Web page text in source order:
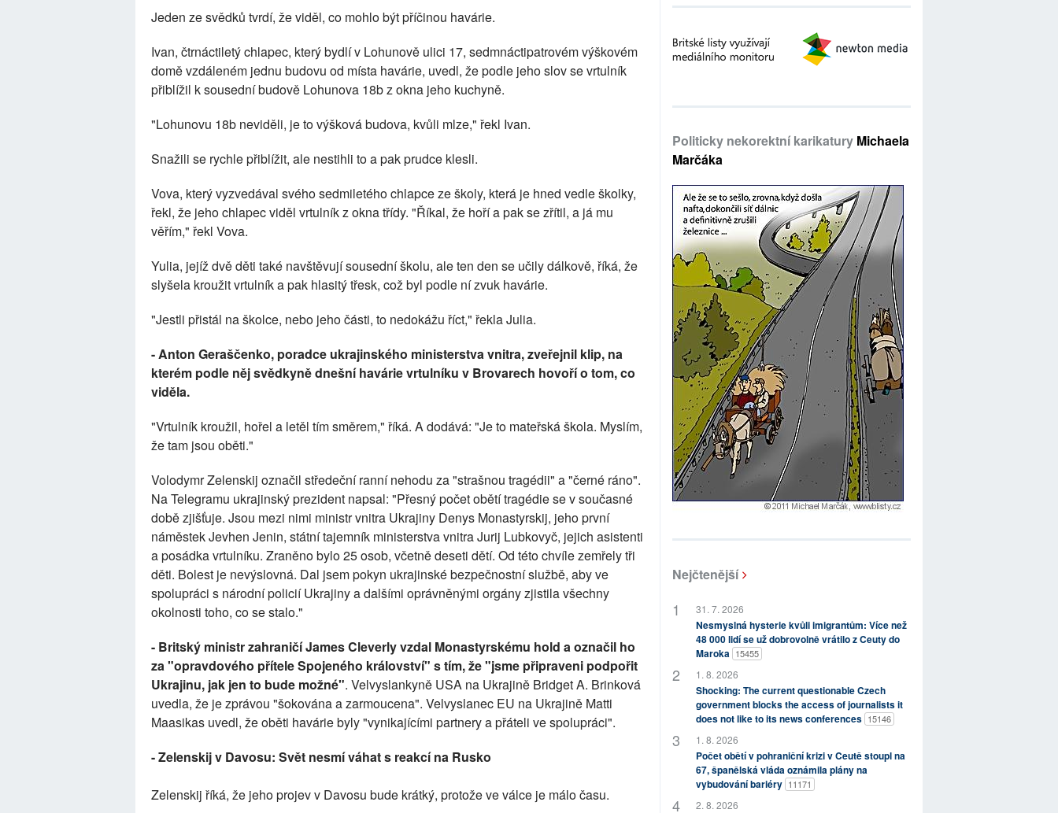
Jeden ze svědků tvrdí, že viděl, co mohlo být příčinou havárie.
Ivan, čtrnáctiletý chlapec, který bydlí v Lohunově ulici 17, sedmnáctipatrovém výškovém
domě vzdáleném jednu budovu od místa havárie, uvedl, že podle jeho slov se vrtulník
přiblížil k sousední budově Lohunova 18b z okna jeho kuchyně.
"Lohunovu 18b neviděli, je to výšková budova, kvůli mlze," řekl Ivan.
Snažili se rychle přiblížit, ale nestihli to a pak prudce klesli.
Vova, který vyzvedával svého sedmiletého chlapce ze školy, která je hned vedle školky,
řekl, že jeho chlapec viděl vrtulník z okna třídy. "Říkal, že hoří a pak se zřítil, a já mu
věřím," řekl Vova.
Yulia, jejíž dvě děti také navštěvují sousední školu, ale ten den se učily dálkově, říká, že
slyšela kroužit vrtulník a pak hlasitý třesk, což byl podle ní zvuk havárie.
"Jestli přistál na školce, nebo jeho části, to nedokážu říct," řekla Julia.
- Anton Geraščenko, poradce ukrajinského ministerstva vnitra, zveřejnil klip, na
kterém podle něj svědkyně dnešní havárie vrtulníku v Brovarech hovoří o tom, co
viděla.
"Vrtulník kroužil, hořel a letěl tím směrem," říká. A dodává: "Je to mateřská škola. Myslím,
že tam jsou oběti."
Volodymr Zelenskij označil středeční ranní nehodu za "strašnou tragédii" a "černé ráno".
Na Telegramu ukrajinský prezident napsal: "Přesný počet obětí tragédie se v současné
době zjišťuje. Jsou mezi nimi ministr vnitra Ukrajiny Denys Monastyrskij, jeho první
náměstek Jevhen Jenin, státní tajemník ministerstva vnitra Jurij Lubkovyč, jejich asistenti
a posádka vrtulníku. Zraněno bylo 25 osob, včetně deseti dětí. Od této chvíle zemřely tři
děti. Bolest je nevýslovná. Dal jsem pokyn ukrajinské bezpečnostní službě, aby ve
spolupráci s národní policií Ukrajiny a dalšími oprávněnými orgány zjistila všechny
okolnosti toho, co se stalo."
- Britský ministr zahraničí James Cleverly vzdal Monastyrskému hold a označil ho
za "opravdového přítele Spojeného království" s tím, že "jsme připraveni podpořit
Ukrajinu, jak jen to bude možné". Velvyslankyně USA na Ukrajině Bridget A. Brinková
uvedla, že je zprávou "šokována a zarmoucena". Velvyslanec EU na Ukrajině Matti
Maasikas uvedl, že oběti havárie byly "vynikajícími partnery a přáteli ve spolupráci".
- Zelenskij v Davosu: Svět nesmí váhat s reakcí na Rusko
Zelenskij říká, že jeho projev v Davosu bude krátký, protože ve válce je málo času.
Politicky nekorektní karikatury Michaela
Marčáka
Nejčtenější
31. 7. 2026
Nesmyslná hysterie kvůli imigrantům: Více než
48 000 lidí se už dobrovolně vrátilo z Ceuty do
Maroka 15455
1. 8. 2026
Shocking: The current questionable Czech
government blocks the access of journalists it
does not like to its news conferences 15146
1. 8. 2026
Počet obětí v pohraniční krizi v Ceutě stoupl na
67, španělská vláda oznámila plány na
vybudování bariéry 11171
2. 8. 2026